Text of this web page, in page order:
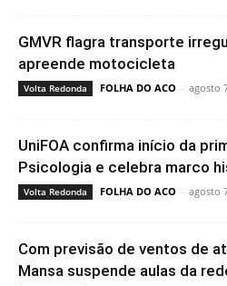
GMVR flagra transporte
apreende motocicleta
Volta Redonda FOLHA DO ACO - agosto
UniFOA confirma início da
Psicologia e celebra marco
Volta Redonda FOLHA DO ACO - agosto
Com previsão de ventos de
Mansa suspende aulas da